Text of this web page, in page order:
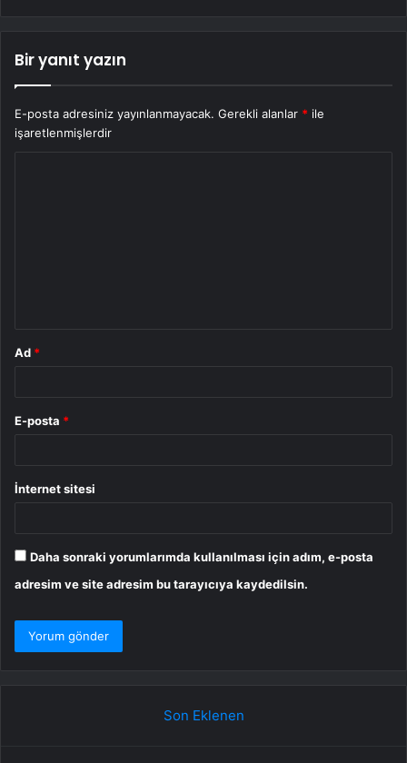
Bir yanıt yazın
E-posta adresiniz yayınlanmayacak. Gerekli alanlar * ile
işaretlenmişlerdir
Ad *
E-posta *
İnternet sitesi
Daha sonraki yorumlarımda kullanılması için adım, e-posta
adresim ve site adresim bu tarayıcıya kaydedilsin.
Son Eklenen